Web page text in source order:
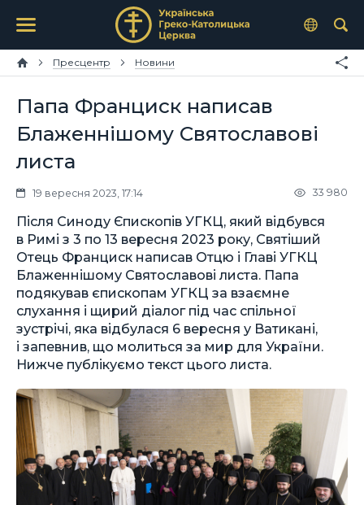
Пресцентр Новини
Папа Франциск написав
Блаженнішому Святославові
листа
19 вересня 2023, 17:14 33 980
Після Синоду Єпископів УГКЦ, який відбувся
в Римі з 3 по 13 вересня 2023 року, Святіший
Отець Франциск написав Отцю і Главі УГКЦ
Блаженнішому Святославові листа. Папа
подякував єпископам УГКЦ за взаємне
слухання і щирий діалог під час спільної
зустрічі, яка відбулася 6 вересня у Ватикані,
і запевнив, що молиться за мир для України.
Нижче публікуємо текст цього листа.